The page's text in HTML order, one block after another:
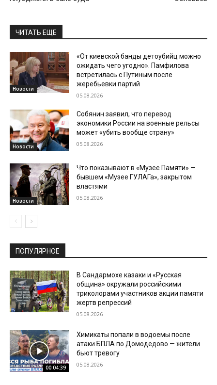
ЧИТАТЬ ЕЩЕ
Новости
«От киевской банды детоубийц можно
ожидать чего угодно». Памфилова
встретилась с Путиным после
жеребьевки партий
05.08.2026
Новости
Собянин заявил, что перевод
экономики России на военные рельсы
может «убить вообще страну»
05.08.2026
Новости
Что показывают в «Музее Памяти» —
бывшем «Музее ГУЛАГа», закрытом
властями
05.08.2026
ПОПУЛЯРНОЕ
В Сандармохе казаки и «Русская
община» окружали российскими
триколорами участников акции памяти
жертв репрессий
05.08.2026
00:04:39
Химикаты попали в водоемы после
атаки БПЛА по Домодедово — жители
бьют тревогу
05.08.2026